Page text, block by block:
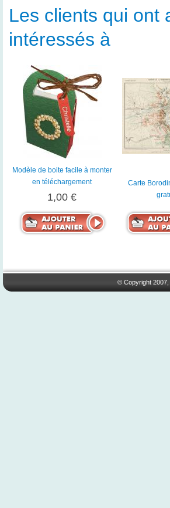
Les clients qui ont
intéressés à
Modèle de boite facile à monter
en téléchargement
1,00 €
Carte
© Copyright